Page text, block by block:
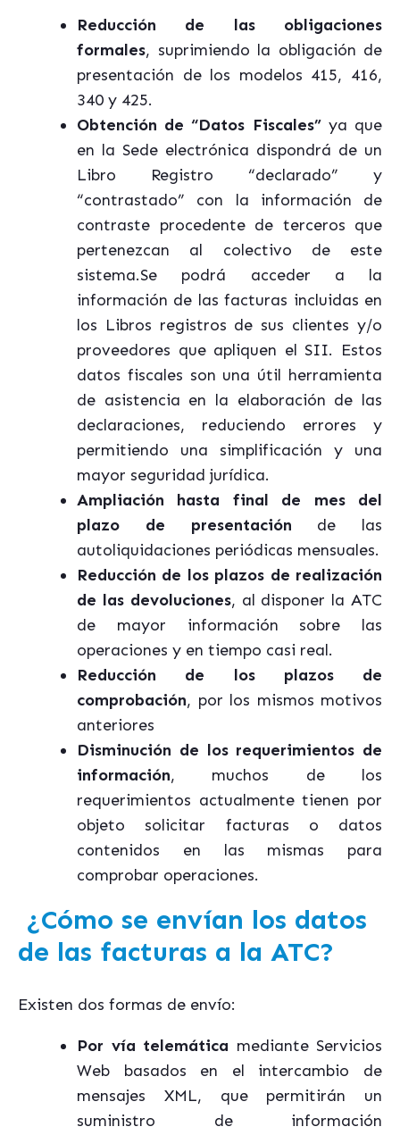
Reducción de las obligaciones
formales, suprimiendo la obligación de
presentación de los modelos 415, 416,
340 y 425.
Obtención de “Datos Fiscales”ya que
en la Sede electrónica dispondrá de un
Libro Registro “declarado” y
“contrastado” con la información de
contraste procedente de terceros que
pertenezcan al colectivo de este
sistema.Se podrá acceder a la
información de las facturas incluidas en
los Libros registros de sus clientes y/o
proveedores que apliquen el SII. Estos
datos fiscales son una útil herramienta
de asistencia en la elaboración de las
declaraciones, reduciendo errores y
permitiendo una simplificación y una
mayor seguridad jurídica.
Ampliación hasta final de mes del
plazo de presentación de las
autoliquidaciones periódicas mensuales.
Reducción de los plazos de realización
de las devoluciones, al disponer la ATC
de mayor información sobre las
operaciones y en tiempo casi real.
Reducción de los plazos de
comprobación, por los mismos motivos
anteriores
Disminución de los requerimientos de
información, muchos de los
requerimientos actualmente tienen por
objeto solicitar facturas o datos
contenidos en las mismas para
comprobar operaciones.
¿Cómo se envían los datos
de las facturas a la ATC?
Existen dos formas de envío:
Por vía telemática mediante Servicios
Web basados en el intercambio de
mensajes XML, que permitirán un
suministro de información